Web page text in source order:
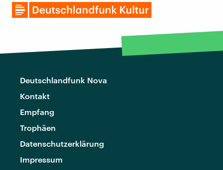
Deutschlandfunk Nova
Kontakt
Empfang
Trophäen
Datenschutzerklärung
Impressum